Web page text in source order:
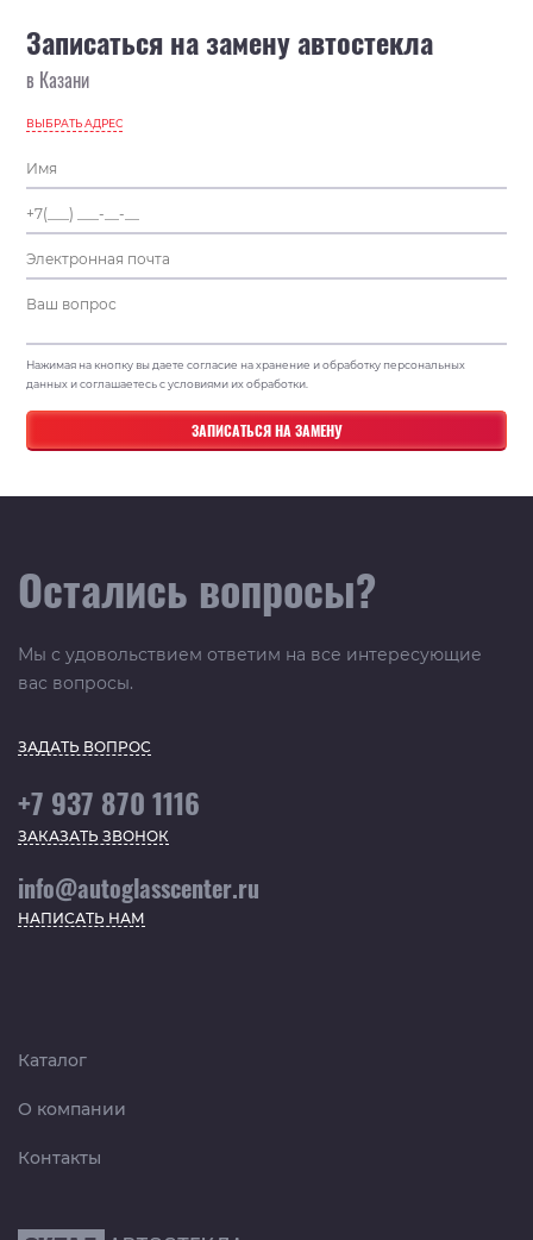
Записаться на замену автостекла
в Казани
ВЫБРАТЬ АДРЕС
Нажимая на кнопку вы даете согласие на хранение и обработку персональных
данных и соглашаетесь с условиями их обработки.
Остались вопросы?
Мы с удовольствием ответим на все интересующие
вас вопросы.
ЗАДАТЬ ВОПРОС
+7 937 870 1116
ЗАКАЗАТЬ ЗВОНОК
info@autoglasscenter.ru
НАПИСАТЬ НАМ
Каталог
О компании
Контакты